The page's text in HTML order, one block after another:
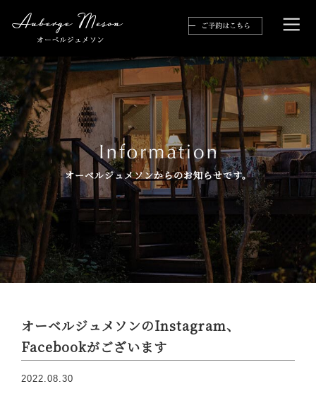
オーベルジュメソンからのお知らせです。
オーベルジュメソンのInstagram、
Facebookがございます
2022.08.30